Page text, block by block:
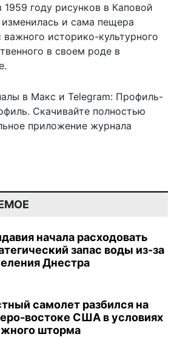
году рисунков в Каповой
и сама пещера
важного историко-культурного
в своем роде в
в Макс и Telegram: Профиль-
. Скачивайте полностью
приложение журнала
начала расходовать
запас воды из-за
Днестра
самолет разбился на
востоке США в условиях
шторма